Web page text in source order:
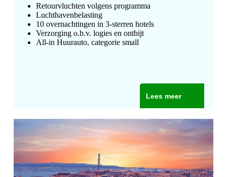
Retourvluchten volgens programma
Luchthavenbelasting
10overnachtingen in 3-sterren hotels
Verzorging o.b.v. logies en ontbijt
All-in Huurauto, categorie small
Lees meer